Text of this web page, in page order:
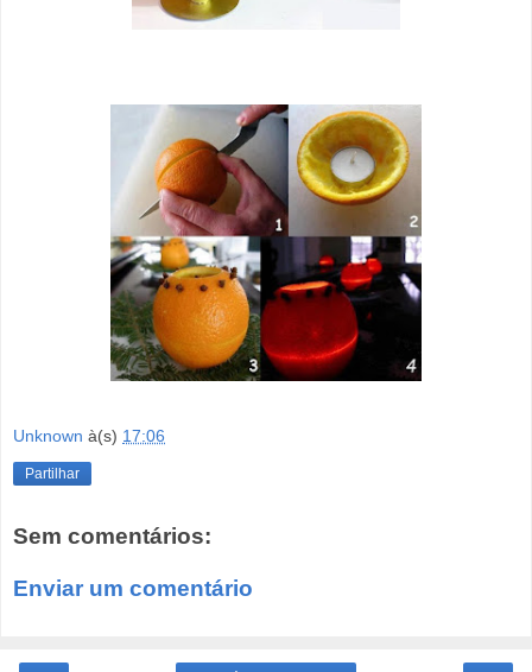
Unknown à(s) 17:06
Partilhar
Sem comentários:
Enviar um comentário